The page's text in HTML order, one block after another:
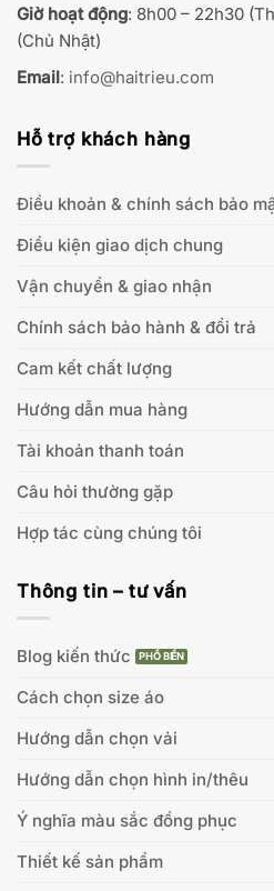
Giờ hoạt động: 8h00 – 22h30
(Chủ Nhật)
Email: info@haitrieu.com
Hỗ trợ khách hàng
Điều khoản & chính sách bảo
Điều kiện giao dịch chung
Vận chuyển & giao nhận
Chính sách bảo hành & đổi trả
Cam kết chất lượng
Hướng dẫn mua hàng
Tài khoản thanh toán
Câu hỏi thường gặp
Hợp tác cùng chúng tôi
Thông tin – tư vấn
Blog kiến thức
Cách chọn size áo
Hướng dẫn chọn vải
Hướng dẫn chọn hình in/thêu
Ý nghĩa màu sắc đồng phục
Thiết kế sản phẩm